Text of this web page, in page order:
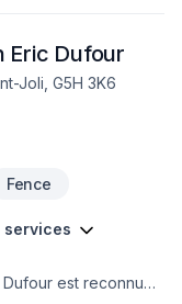
Eric Dufour
Joli, G5H 3K6
Fence
services
est reconnu